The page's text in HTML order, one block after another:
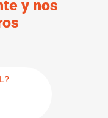
y nos